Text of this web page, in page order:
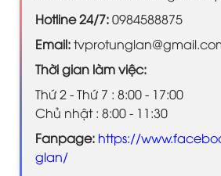
Hotline 24/7:0984588875
Email:
Thời gian làm việc:
Thứ 2 - Thứ 7 : 8:00 - 17:00
Chủ nhật : 8:00 - 11:30
Fanpage: https://
glan/